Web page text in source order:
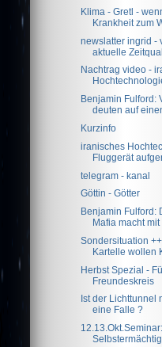
Klima - Gretl -
Krankheit zum
newslatter ingrid -
aktuelle
Nachtrag video -
Benjamin Fulford:
deuten auf
Kurzinfo
iranisches
Fluggerät
telegram - kanal
Göttin - Götter
Benjamin Fulford:
Mafia macht mit
Sondersituation
Kartelle wollen
Herbst Spezial -
Freundeskreis
Ist der Lichttunnel
eine Falle ?